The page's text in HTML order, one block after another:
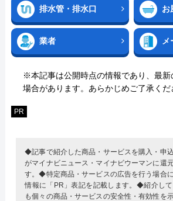
排水管・排水口 お
業者 メ
※本記事は公開時点の情報であり、最新
場合があります。あらかじめご了承くだ
PR
◆記事で紹介した商品・サービスを購入・申
がマイナビニュース・マイナビウーマンに還
す。◆特定商品・サービスの広告を行う場合
情報に「PR」表記を記載します。◆紹介し
も個々の商品・サービスの安全性・有効性を